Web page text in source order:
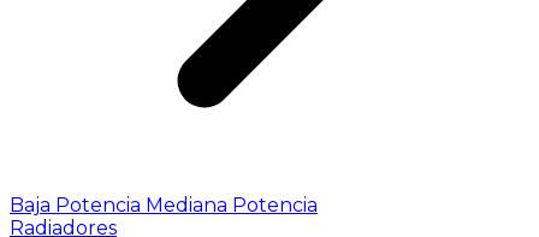
Baja Potencia Mediana Potencia
Radiadores